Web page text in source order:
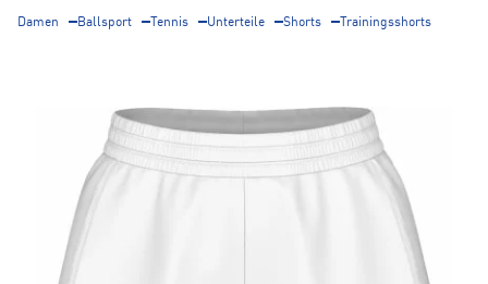
Damen Ballsport Tennis Unterteile Shorts Trainingsshorts